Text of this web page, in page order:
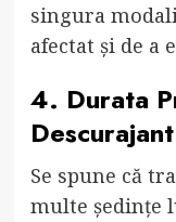
singura
afectat și de a
4. Durata
Se spune că
multe ședințe